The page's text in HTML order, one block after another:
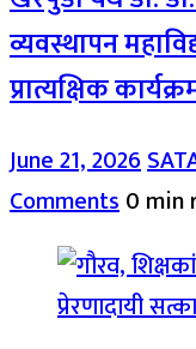
व्यवस्थापन
प्रात्यक्षिक
June 21, 2026
Comments0 min